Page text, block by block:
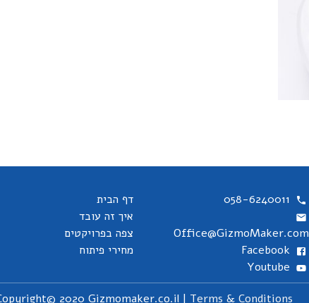
058-6240011
Office@GizmoMaker.com
Facebook
Youtube
דף הבית
איך זה עובד
צפה בפרויקטים
מחירי פיתוח
2020 Gizmomaker.co.il | Terms & Conditions